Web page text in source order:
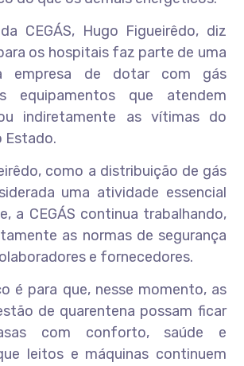
CEGÁS, Hugo Figueirêdo, diz
os hospitais faz parte de uma
empresa de dotar com gás
equipamentos que atendem
indiretamente as vítimas do
Estado.
como a distribuição de gás
uma atividade essencial
a CEGÁS continua trabalhando,
as normas de segurança
e fornecedores.
é para que, nesse momento, as
de quarentena possam ficar
com conforto, saúde e
leitos e máquinas continuem